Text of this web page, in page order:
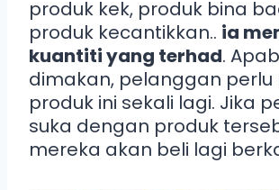
produk kek, produk bina
produk kecantikkan.. ia
kuantiti yang terhad.
dimakan, pelanggan perlu
produk ini sekali lagi. Jika
suka dengan produk
mereka akan beli lagi